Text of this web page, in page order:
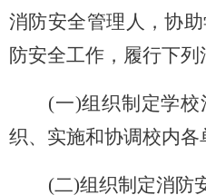
消防安全管理人，协
防安全工作，履行下列
(一)组织制定学
织、实施和协调校内各
(二)组织制定消防